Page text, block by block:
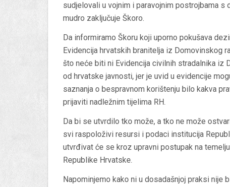
sudjelovali u vojnim i paravojnim postrojbama s
mudro zaključuje Škoro.
Da informiramo Škoru koji uporno pokušava
Evidencija hrvatskih branitelja iz Domovinskog
što neće biti ni Evidencija civilnih stradalnika iz
od hrvatske javnosti, jer je uvid u evidencije
saznanja o bespravnom korištenju bilo kakva
prijaviti nadležnim tijelima RH.
Da bi se utvrdilo tko može, a tko ne može
svi raspoloživi resursi i podaci institucija
utvrđivat će se kroz upravni postupak na
Republike Hrvatske.
Napominjemo kako ni u dosadašnjoj praksi